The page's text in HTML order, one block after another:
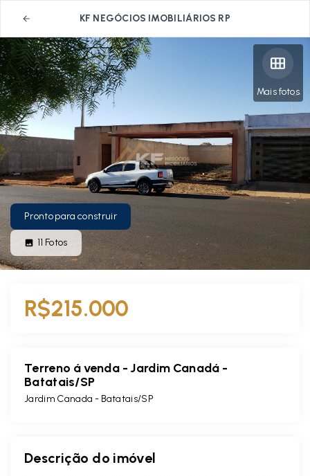
KF NEGÓCIOS IMOBILIÁRIOS RP
Mais fotos
Pronto para construir
11 Fotos
R$215.000
Terreno á venda - Jardim Canadá -
Batatais/SP
Jardim Canada - Batatais/SP
Descrição do imóvel